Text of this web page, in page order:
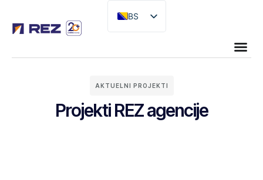
BS
EN
AKTUELNI PROJEKTI
Projekti REZ agencije